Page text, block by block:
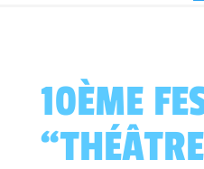
10ÈME